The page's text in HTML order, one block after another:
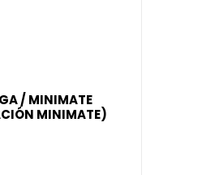
/ MINIMATE
MINIMATE)